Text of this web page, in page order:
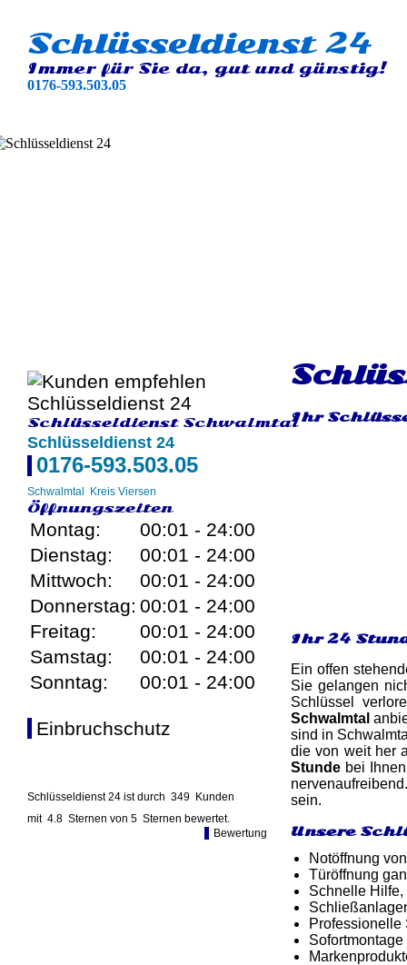
Schlüsseldienst 24
Immer für Sie da, gut und günstig!
0176-593.503.05
Schlüsseldienst Schwalmtal
Schlüsseldienst 24
0176-593.503.05
Schwalmtal Kreis Viersen
Öffnungszeiten
Montag:
00:01 - 24:00
Dienstag:
00:01 - 24:00
Mittwoch:
00:01 - 24:00
Donnerstag: 00:01 - 24:00
Freitag:
00:01 - 24:00
Samstag:
00:01 - 24:00
Sonntag:
00:01 - 24:00
Einbruchschutz
Schlüsseldienst 24 ist durch 349 Kunden
mit 4.8 Sternen von 5 Sternen bewertet.
Bewertung
Ihr
Ihr 24
Ein offen
Sie gelangen
Schlüssel
Schwalmtal
sind in
die von weit her
Stunde bei
sein.
Unsere
Notöffnung
Türöffnung
Schnelle Hilfe,
Professionelle